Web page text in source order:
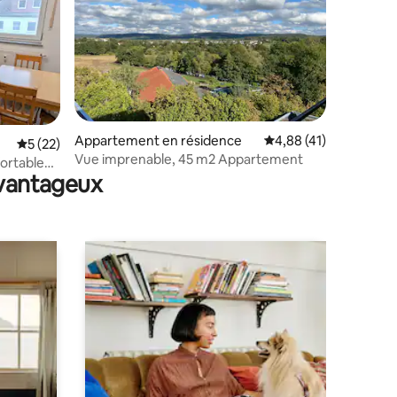
: 4,94 sur 5
Évaluation moyenne sur la base de 22 commentaires : 5 sur 5
5 (22)
Appartement en résidence Évaluation moyenne
4,88 (41)
Vue imprenable, 45 m2 Appartement